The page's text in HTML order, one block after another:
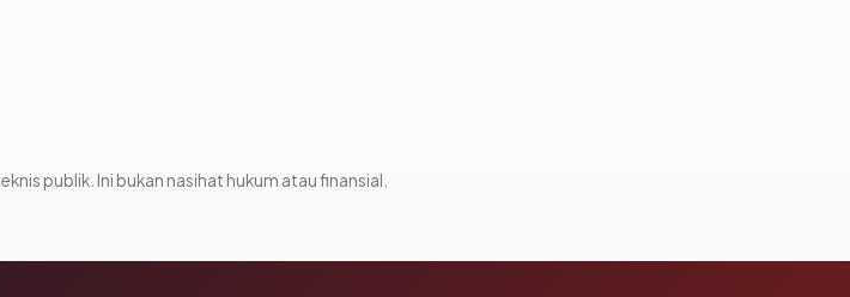
publik. Ini bukan nasihat hukum atau finansial.